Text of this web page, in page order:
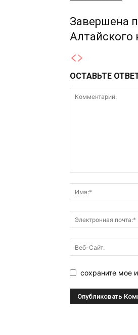
Завершена
Алтайского
ОСТАВЬТЕ
сохраните мое